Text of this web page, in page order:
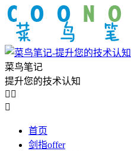
菜鸟笔记
提升您的技术认知
 

首页
剑指offer